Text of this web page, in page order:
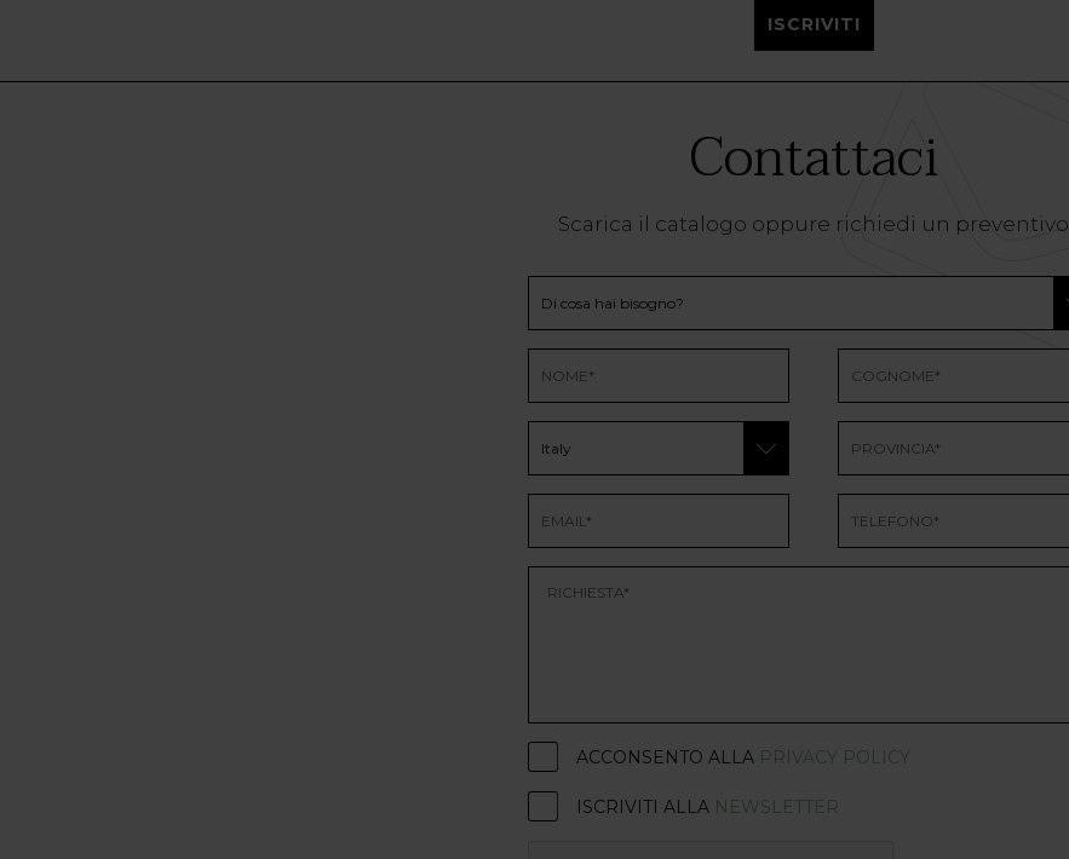
ISCRIVITI
Contattaci
Scarica il catalogo oppure richiedi un preventivo
ACCONSENTO ALLA PRIVACY POLICY
ISCRIVITI ALLA NEWSLETTER